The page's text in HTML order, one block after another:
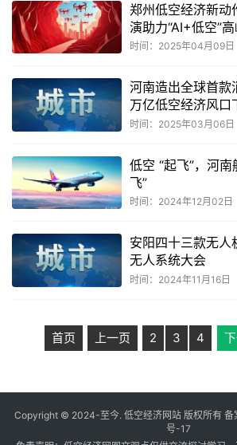
郑州低空经济新动
演助力“AI+低空”
时间：2025年04月09日
河南造出全球首款
万亿低空经济风口
全球救援革命？
时间：2025年03月06日
低空 “起飞”，河
飞”
时间：2024年12月02日
安阳四十三款无人
无人系统大会
时间：2024年11月16日
首页 上一页 2 3 4
Copyright © 2024-至今. 低空经济网站 版权所有 备
号-17